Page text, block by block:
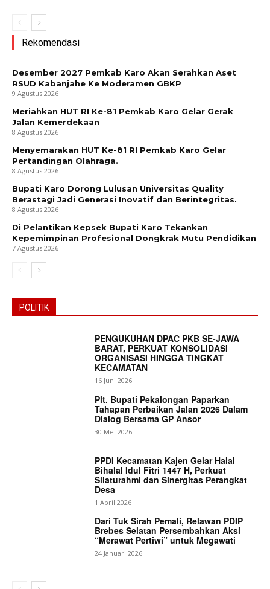
Magazine PRO
Rekomendasi
Desember 2027 Pemkab Karo Akan Serahkan Aset
RSUD Kabanjahe Ke Moderamen GBKP
9 Agustus 2026
Meriahkan HUT RI Ke-81 Pemkab Karo Gelar Gerak
Jalan Kemerdekaan
8 Agustus 2026
Menyemarakan HUT Ke-81 RI Pemkab Karo Gelar
Pertandingan Olahraga.
8 Agustus 2026
Bupati Karo Dorong Lulusan Universitas Quality
Berastagi Jadi Generasi Inovatif dan Berintegritas.
8 Agustus 2026
Di Pelantikan Kepsek Bupati Karo Tekankan
Kepemimpinan Profesional Dongkrak Mutu Pendidikan
7 Agustus 2026
POLITIK
PENGUKUHAN DPAC PKB SE-JAWA
BARAT, PERKUAT KONSOLIDASI
ORGANISASI HINGGA TINGKAT
KECAMATAN
16 Juni 2026
Plt. Bupati Pekalongan Paparkan
Tahapan Perbaikan Jalan 2026 Dalam
Dialog Bersama GP Ansor
30 Mei 2026
PPDI Kecamatan Kajen Gelar Halal
Bihalal Idul Fitri 1447 H, Perkuat
Silaturahmi dan Sinergitas Perangkat
Desa
1 April 2026
Dari Tuk Sirah Pemali, Relawan PDIP
Brebes Selatan Persembahkan Aksi
“Merawat Pertiwi” untuk Megawati
24 Januari 2026